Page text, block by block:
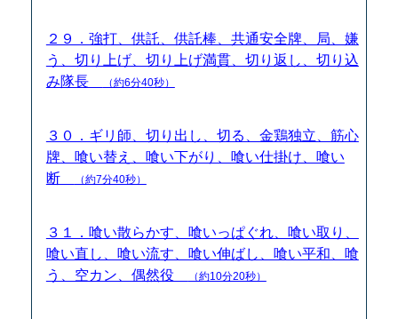
２９．強打、供託、供託棒、共通安全牌、局、嫌
う、切り上げ、切り上げ満貫、切り返し、切り込
み隊長
（約6分40秒）
３０．ギリ師、切り出し、切る、金鶏独立、筋心
牌、喰い替え、喰い下がり、喰い仕掛け、喰い
断
（約7分40秒）
３１．喰い散らかす、喰いっぱぐれ、喰い取り、
喰い直し、喰い流す、喰い伸ばし、喰い平和、喰
う、空カン、偶然役
（約10分20秒）